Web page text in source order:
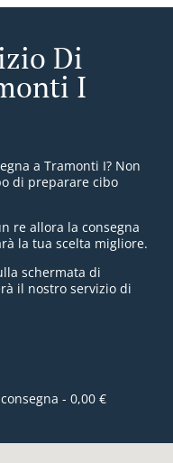
Di
I
a Tramonti I? Non
di preparare cibo
re allora la consegna
la tua scelta migliore.
schermata di
il nostro servizio di
- 0,00 €